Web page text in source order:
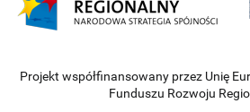
Projekt współfinansowany przez Unię
Funduszu Rozwoju